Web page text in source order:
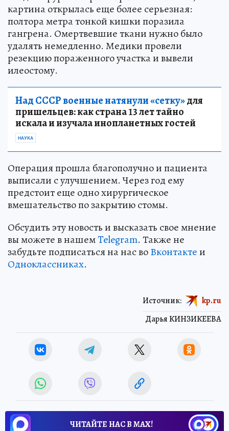
картина открылась еще более серьезная:
полтора метра тонкой кишки поразила
гангрена. Омертвевшие ткани нужно было
удалять немедленно. Медики провели
резекцию пораженного участка и вывели
илеостому.
Над СССР военные натянули «сетку»для
пришельцев: как страна 13 лет тайно
искала и изучала инопланетных гостей
НАУКА
Операция прошла благополучно и пациента
выписали с улучшением. Через год ему
предстоит еще одно хирургическое
вмешательство по закрытию стомы.
Обсудить эту новость и высказать свое мнение
вы можете в нашемTelegram. Также не
забудьте подписаться на нас воВконтактеи
Одноклассниках.
Дарья КИНЗИКЕЕВА
Источник: kp.ru
ЧИТАЙТЕ НАС В МАХ!